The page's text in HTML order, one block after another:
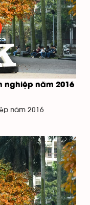
nghiệp năm 2016
năm 2016